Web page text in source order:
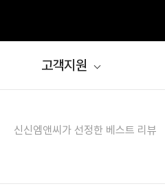
고객지원
신신엠앤씨가 선정한 베스트 리뷰